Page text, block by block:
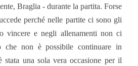
Braglia - durante la partita. Forse
perché nelle partite ci sono gli
vincere e negli allenamenti non ci
che non è possibile continuare in
stata una sola vera occasione per il